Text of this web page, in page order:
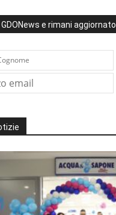
e rimani aggiornato